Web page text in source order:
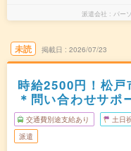
派遣会社 パー
未読 掲載日 2026/07/23
時給2500円！松
＊問い合わせサポ
交通費別途支給あり 土日
派遣